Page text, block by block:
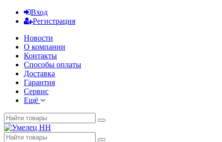
Вход
Регистрация
Новости
О компании
Контакты
Способы оплаты
Доставка
Гарантия
Сервис
Ещё